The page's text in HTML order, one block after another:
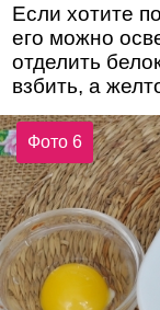
Если хотите
его можно
отделить
взбить, а
Фото 6